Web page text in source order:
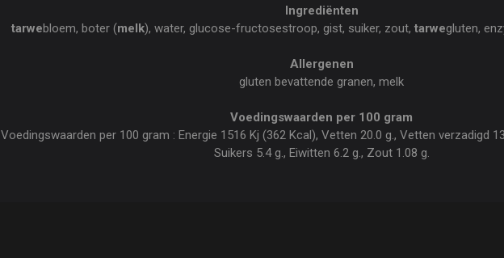
Ingrediënten
tarwebloem, boter (melk), water, glucose-fructosestroop, gist, suiker, zout, tarwegluten,
Allergenen
gluten bevattende granen, melk
Voedingswaarden per 100 gram
Voedingswaarden per 100 gram : Energie 1516 Kj (362 Kcal), Vetten 20.0 g., Vetten verzadigd
Suikers 5.4 g., Eiwitten 6.2 g., Zout 1.08 g.